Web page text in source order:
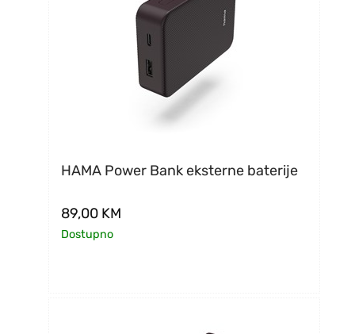
HAMA Power Bank eksterne baterije
89,00 KM
Dostupno